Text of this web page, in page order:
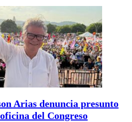
Arias denuncia presunto
del Congreso